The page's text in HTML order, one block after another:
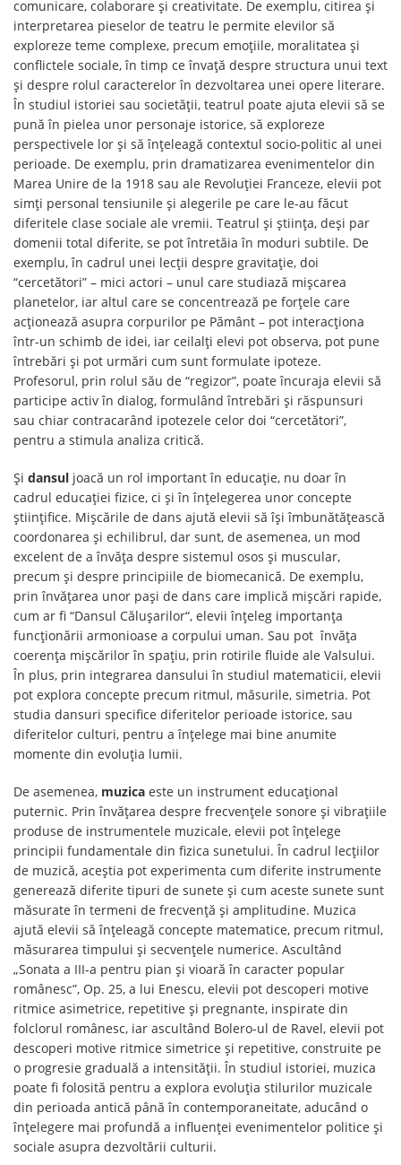
comunicare, colaborare și creativitate. De exemplu, citirea și
interpretarea pieselor de teatru le permite elevilor să
exploreze teme complexe, precum emoțiile, moralitatea și
conflictele sociale, în timp ce învață despre structura unui text
și despre rolul caracterelor în dezvoltarea unei opere literare.
În studiul istoriei sau societății, teatrul poate ajuta elevii să se
pună în pielea unor personaje istorice, să exploreze
perspectivele lor și să înțeleagă contextul socio-politic al unei
perioade. De exemplu, prin dramatizarea evenimentelor din
Marea Unire de la 1918 sau ale Revoluției Franceze, elevii pot
simți personal tensiunile și alegerile pe care le-au făcut
diferitele clase sociale ale vremii. Teatrul și știința, deși par
domenii total diferite, se pot întretăia în moduri subtile. De
exemplu, în cadrul unei lecții despre gravitație, doi
“cercetători” – mici actori – unul care studiază mișcarea
planetelor, iar altul care se concentrează pe forțele care
acționează asupra corpurilor pe Pământ – pot interacționa
într-un schimb de idei, iar ceilalți elevi pot observa, pot pune
întrebări și pot urmări cum sunt formulate ipoteze.
Profesorul, prin rolul său de “regizor”, poate încuraja elevii să
participe activ în dialog, formulând întrebări și răspunsuri
sau chiar contracarând ipotezele celor doi “cercetători”,
pentru a stimula analiza critică.
Și dansul joacă un rol important în educație, nu doar în
cadrul educației fizice, ci și în înțelegerea unor concepte
științifice. Mișcările de dans ajută elevii să își îmbunătățească
coordonarea și echilibrul, dar sunt, de asemenea, un mod
excelent de a învăța despre sistemul osos și muscular,
precum și despre principiile de biomecanică. De exemplu,
prin învățarea unor pași de dans care implică mișcări rapide,
cum ar fi “Dansul Călușarilor“, elevii înțeleg importanța
funcționării armonioase a corpului uman. Sau pot învăța
coerența mișcărilor în spațiu, prin rotirile fluide ale Valsului.
În plus, prin integrarea dansului în studiul matematicii, elevii
pot explora concepte precum ritmul, măsurile, simetria. Pot
studia dansuri specifice diferitelor perioade istorice, sau
diferitelor culturi, pentru a înțelege mai bine anumite
momente din evoluția lumii.
De asemenea, muzica este un instrument educațional
puternic. Prin învățarea despre frecvențele sonore și vibrațiile
produse de instrumentele muzicale, elevii pot înțelege
principii fundamentale din fizica sunetului. În cadrul lecțiilor
de muzică, aceștia pot experimenta cum diferite instrumente
generează diferite tipuri de sunete și cum aceste sunete sunt
măsurate în termeni de frecvență și amplitudine. Muzica
ajută elevii să înțeleagă concepte matematice, precum ritmul,
măsurarea timpului și secvențele numerice. Ascultând
„Sonata a III-a pentru pian și vioară în caracter popular
românesc”, Op. 25, a lui Enescu, elevii pot descoperi motive
ritmice asimetrice, repetitive și pregnante, inspirate din
folclorul românesc, iar ascultând Bolero-ul de Ravel, elevii pot
descoperi motive ritmice simetrice și repetitive, construite pe
o progresie graduală a intensității. În studiul istoriei, muzica
poate fi folosită pentru a explora evoluția stilurilor muzicale
din perioada antică până în contemporaneitate, aducând o
înțelegere mai profundă a influenței evenimentelor politice și
sociale asupra dezvoltării culturii.